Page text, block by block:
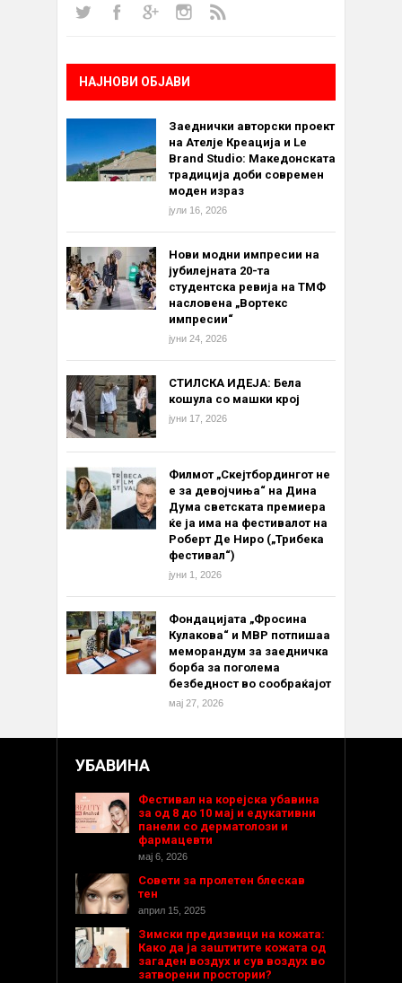
НАЈНОВИ ОБЈАВИ
Заеднички авторски проект
на Ателје Креација и Le
Brand Studio: Македонската
традиција доби современ
моден израз
јули 16, 2026
Нови модни импресии на
јубилејната 20-та
студентска ревија на ТМФ
насловена „Вортекс
импресии“
јуни 24, 2026
СТИЛСКА ИДЕЈА: Бела
кошула со машки крој
јуни 17, 2026
Филмот „Скејтбордингот не
е за девојчиња“ на Дина
Дума светската премиера
ќе ја има на фестивалот на
Роберт Де Ниро („Трибека
фестивал“)
јуни 1, 2026
Фондацијата „Фросина
Кулакова“ и МВР потпишаа
меморандум за заедничка
борба за поголема
безбедност во сообраќајот
мај 27, 2026
УБАВИНА
Фестивал на корејска убавина
за од 8 до 10 мај и едукативни
панели со дерматолози и
фармацевти
мај 6, 2026
Совети за пролетен блескав
тен
април 15, 2025
Зимски предизвици на кожата:
Како да ја заштитите кожата од
загаден воздух и сув воздух во
затворени простории?